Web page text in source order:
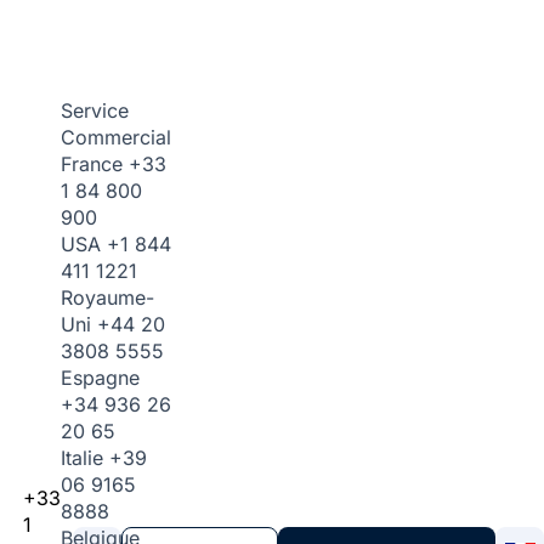
+33
1
Service
Commercial
France +33
1 84 800
900
USA +1 844
411 1221
Royaume-
Uni +44 20
3808 5555
Espagne
+34 936 26
20 65
Italie +39
06 9165
8888
Belgique